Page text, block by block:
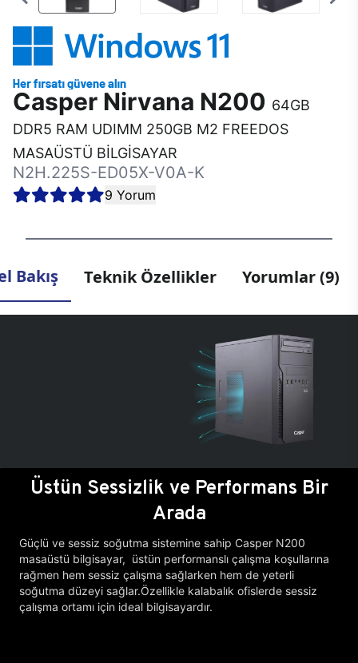
Casper Nirvana N200 64GB
DDR5 RAM UDIMM 250GB M2 FREEDOS
MASAÜSTÜ BİLGİSAYAR
N2H.225S-ED05X-V0A-K
9 Yorum
Bakış Teknik Özellikler Yorumlar (9)
Üstün Sessizlik ve Performans Bir
Arada
Güçlü ve sessiz soğutma sistemine sahip Casper N200
masaüstü bilgisayar, üstün performanslı çalışma koşullarına
rağmen hem sessiz çalışma sağlarken hem de yeterli
soğutma düzeyi sağlar.Özellikle kalabalık ofislerde sessiz
çalışma ortamı için ideal bilgisayardır.